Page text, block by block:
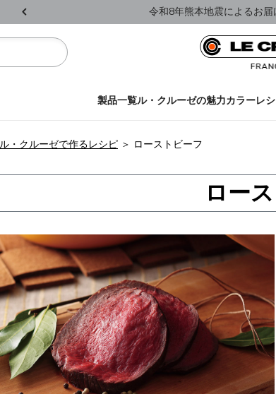
令和8年熊本地震によるお
製品一覧ル・クルーゼの魅力カラーレ
ル・クルーゼで作るレシピ ＞ ローストビーフ
ロー